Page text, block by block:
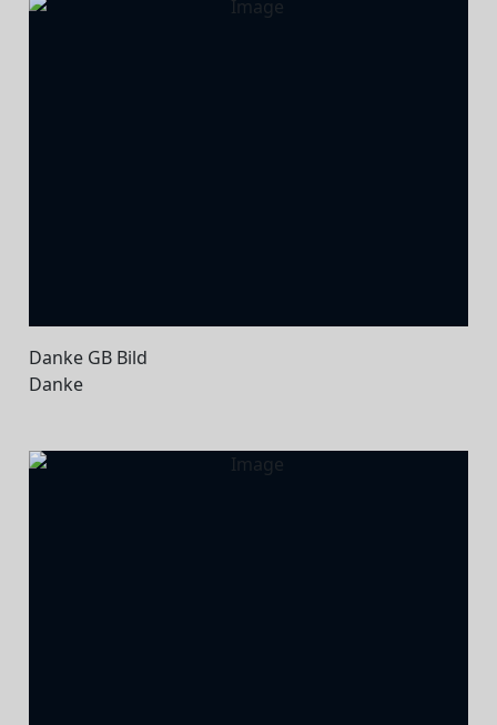
Danke GB Bild
Danke